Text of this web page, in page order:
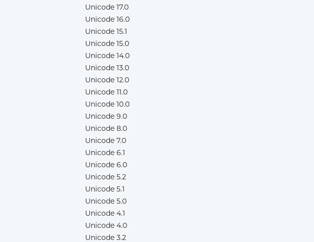
Unicode 17.0
Unicode 16.0
Unicode 15.1
Unicode 15.0
Unicode 14.0
Unicode 13.0
Unicode 12.0
Unicode 11.0
Unicode 10.0
Unicode 9.0
Unicode 8.0
Unicode 7.0
Unicode 6.1
Unicode 6.0
Unicode 5.2
Unicode 5.1
Unicode 5.0
Unicode 4.1
Unicode 4.0
Unicode 3.2